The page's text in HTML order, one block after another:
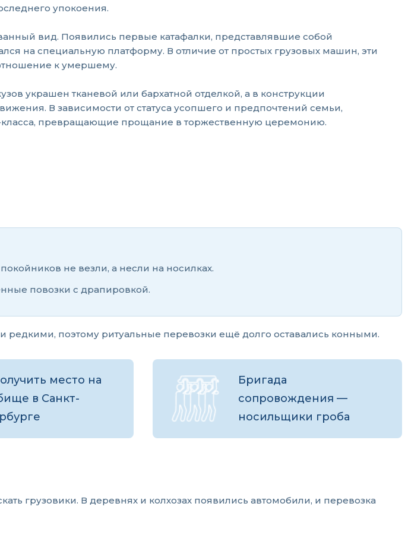
упокоения.
вид. Появились первые катафалки, представлявшие собой
на специальную платформу. В отличие от простых грузовых машин, эти
к умершему.
украшен тканевой или бархатной отделкой, а в конструкции
В зависимости от статуса усопшего и предпочтений семьи,
превращающие прощание в торжественную церемонию.
не везли, а несли на носилках.
повозки с драпировкой.
поэтому ритуальные перевозки ещё долго оставались конными.
место на
в Санкт-
Бригада
сопровождения —
носильщики гроба
грузовики. В деревнях и колхозах появились автомобили, и перевозка